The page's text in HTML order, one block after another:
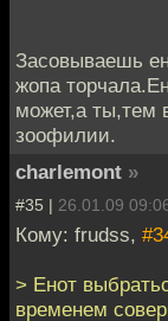
Засовываешь
жопа
может,а ты,тем
зоофилии.
charlemont »
#35 | 26.01.09
Кому: frudss,
> Енот
временем